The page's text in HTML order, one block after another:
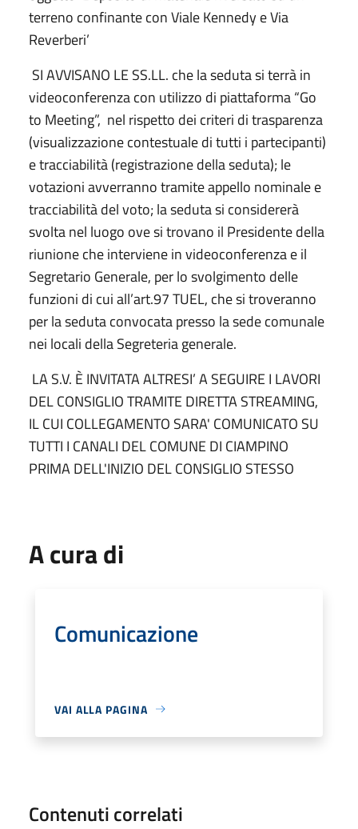
terreno confinante con Viale Kennedy e Via
Reverberi’
SI AVVISANO LE SS.LL. che la seduta si terrà in
videoconferenza con utilizzo di piattaforma “Go
to Meeting”, nel rispetto dei criteri di trasparenza
(visualizzazione contestuale di tutti i partecipanti)
e tracciabilità (registrazione della seduta); le
votazioni avverranno tramite appello nominale e
tracciabilità del voto; la seduta si considererà
svolta nel luogo ove si trovano il Presidente della
riunione che interviene in videoconferenza e il
Segretario Generale, per lo svolgimento delle
funzioni di cui all’art.97 TUEL, che si troveranno
per la seduta convocata presso la sede comunale
nei locali della Segreteria generale.
LA S.V. È INVITATA ALTRESI’ A SEGUIRE I LAVORI
DEL CONSIGLIO TRAMITE DIRETTA STREAMING,
IL CUI COLLEGAMENTO SARA' COMUNICATO SU
TUTTI I CANALI DEL COMUNE DI CIAMPINO
PRIMA DELL'INIZIO DEL CONSIGLIO STESSO
A cura di
Comunicazione
VAI ALLA PAGINA
Contenuti correlati